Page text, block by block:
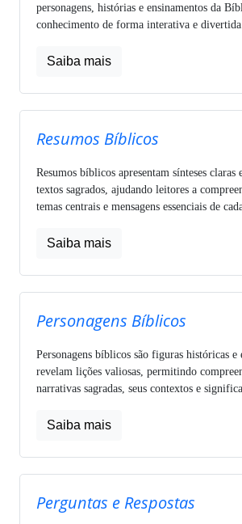
personagens, histórias e ensinamentos da
conhecimento de forma interativa e divertida.
Saiba mais
Resumos Bíblicos
Resumos bíblicos apresentam sínteses claras
textos sagrados, ajudando leitores a
temas centrais e mensagens essenciais de
Saiba mais
Personagens Bíblicos
Personagens bíblicos são figuras históricas e
revelam lições valiosas, permitindo
narrativas sagradas, seus contextos e
Saiba mais
Perguntas e Respostas